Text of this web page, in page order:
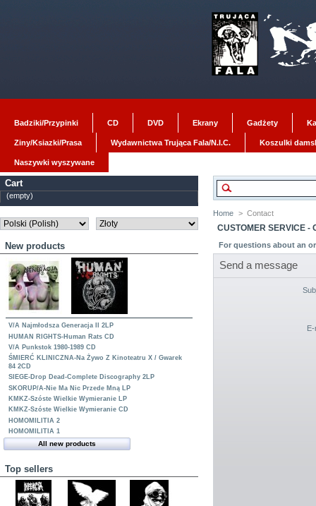
Badziki/Przypinki CD DVD Ekrany Gadżety
Ziny/Ksiazki/Prasa Wydawnictwa Trująca Fala/N.I.C. Koszulki
Naszywki wyszywane
Cart
(empty)
New products
V/A Najmłodsza Generacja II 2LP
HUMAN RIGHTS-Human Rats CD
V/A Punkstok 1980-1989 CD
ŚMIERĆ KLINICZNA-Na Żywo Z Kinoteatru X / Gwarek
84 2CD
SIEGE-Drop Dead-Complete Discography 2LP
SKORUP/A-Nie Ma Nic Przede Mną LP
KMKZ-Szóste Wielkie Wymieranie LP
KMKZ-Szóste Wielkie Wymieranie CD
HOMOMILITIA 2
HOMOMILITIA 1
All new products
Top sellers
Home > Contact
CUSTOMER SERVICE -
For questions about an
Send a message